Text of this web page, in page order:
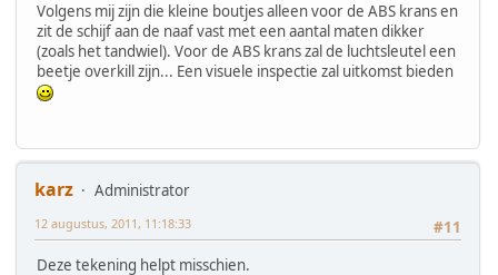
Volgens mij zijn die kleine boutjes alleen voor de ABS krans en
zit de schijf aan de naaf vast met een aantal maten dikker
(zoals het tandwiel). Voor de ABS krans zal de luchtsleutel een
beetje overkill zijn... Een visuele inspectie zal uitkomst bieden
karz
Administrator
#11
12 augustus, 2011, 11:18:33
Deze tekening helpt misschien.